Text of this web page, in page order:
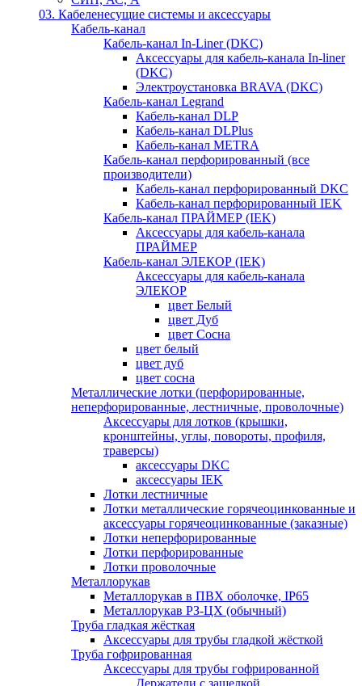
03. Кабеленесущие системы и аксессуары
Кабель-канал
Кабель-канал In-Liner (DKC)
Аксессуары для кабель-канала In-liner
(DKC)
Электроустановка BRAVA (DKC)
Кабель-канал Legrand
Кабель-канал DLP
Кабель-канал DLPlus
Кабель-канал METRA
Кабель-канал перфорированный (все
производители)
Кабель-канал перфорированный DKC
Кабель-канал перфорированный IEK
Кабель-канал ПРАЙМЕР (IEK)
Аксессуары для кабель-канала
ПРАЙМЕР
Кабель-канал ЭЛЕКОР (IEK)
Аксессуары для кабель-канала
ЭЛЕКОР
цвет Белый
цвет Дуб
цвет Сосна
цвет белый
цвет дуб
цвет сосна
Металлические лотки (перфорированные,
неперфорированные, лестничные, проволочные)
Аксессуары для лотков (крышки,
кронштейны, углы, повороты, профиля,
траверсы)
аксессуары DKC
аксессуары IEK
Лотки лестничные
Лотки металлические горячеоцинкованные и
аксессуары горячеоцинкованные (заказные)
Лотки неперфорированные
Лотки перфорированные
Лотки проволочные
Металлорукав
Металлорукав в ПВХ оболочке, IP65
Металлорукав РЗ-ЦХ (обычный)
Труба гладкая жёсткая
Аксессуары для трубы гладкой жёсткой
Труба гофрированная
Аксессуары для трубы гофрированной
Держатели с защелкой